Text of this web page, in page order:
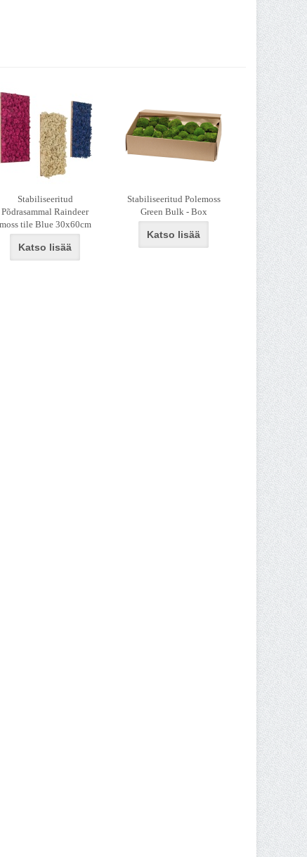
Stabiliseeritud
Põdrasammal Raindeer
moss tile Blue 30x60cm
Katso lisää
Stabiliseeritud Polemoss
Green Bulk - Box
Katso lisää